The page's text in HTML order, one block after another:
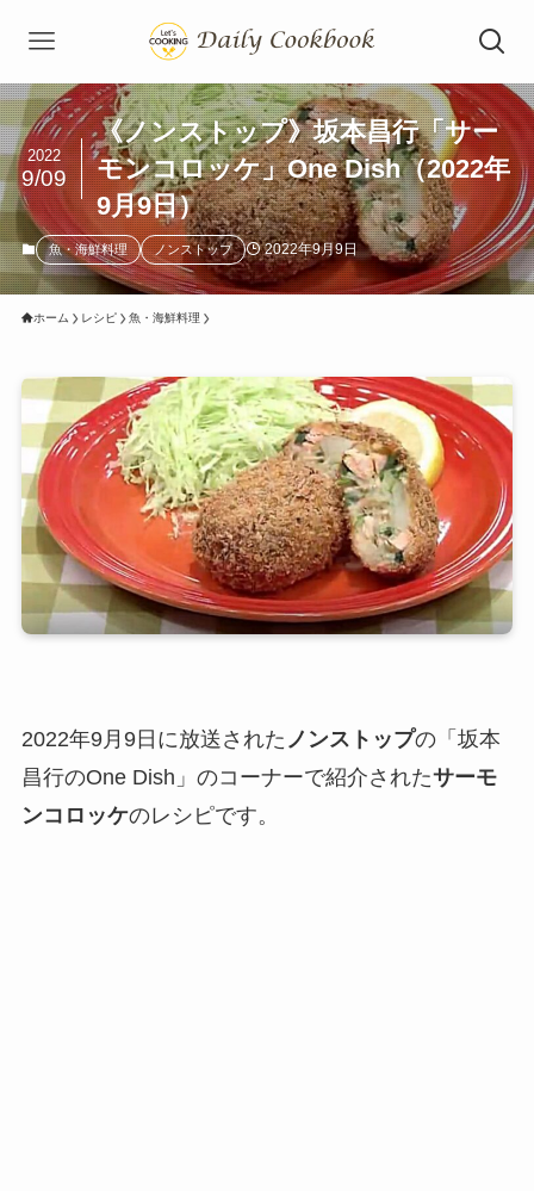
《ノンストップ》坂本昌行「サー
モンコロッケ」One Dish（2022年
9月9日）
2022
9/09
魚・海鮮料理 ノンストップ 2022年9月9日
ホーム レシピ 魚・海鮮料理
2022年9月9日に放送された ノンストップの「坂本
昌行のOne Dish」のコーナーで紹介されたサーモ
ンコロッケのレシピです。